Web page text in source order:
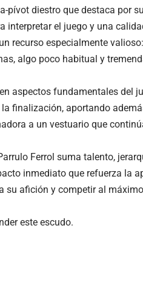
pívot diestro que destaca por
interpretar el juego y una
recurso especialmente
algo poco habitual y
aspectos fundamentales del
finalización, aportando
a un vestuario que
Ferrol suma talento,
inmediato que refuerza la
su afición y competir al
este escudo.